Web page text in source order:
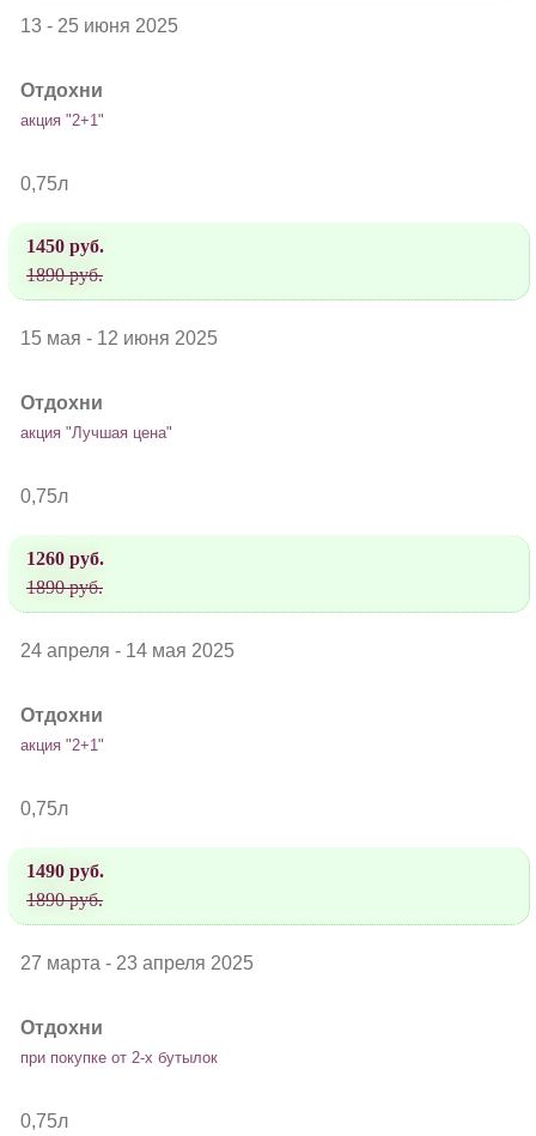
13 - 25 июня 2025
Отдохни
акция "2+1"
0,75л
1450 руб.
1890 руб.
15 мая - 12 июня 2025
Отдохни
акция "Лучшая цена"
0,75л
1260 руб.
1890 руб.
24 апреля - 14 мая 2025
Отдохни
акция "2+1"
0,75л
1490 руб.
1890 руб.
27 марта - 23 апреля 2025
Отдохни
при покупке от 2-х бутылок
0,75л